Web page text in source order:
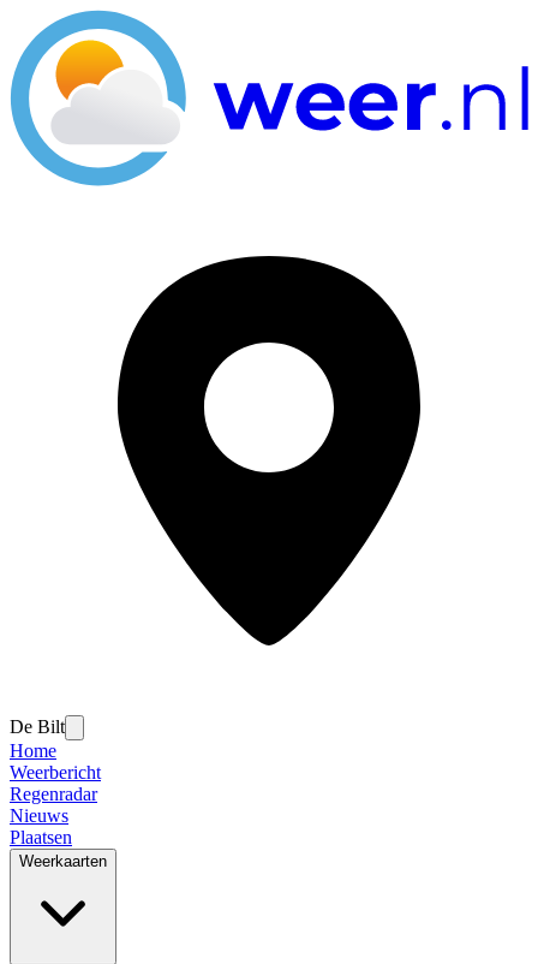
De Bilt
Home
Weerbericht
Regenradar
Nieuws
Plaatsen
Weerkaarten